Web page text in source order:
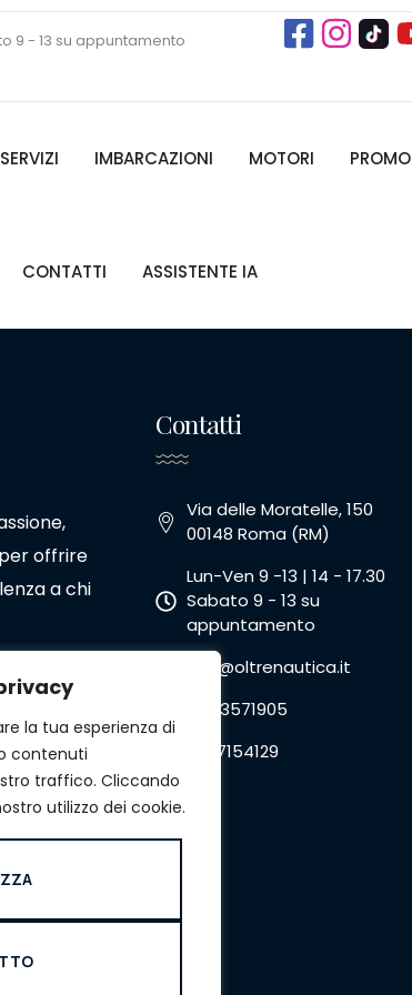
la tua esperienza di
contenuti
traffico. Cliccando
utilizzo dei cookie.
9 - 13 su appuntamento
SERVIZI IMBARCAZIONI MOTORI PROMO
CONTATTI ASSISTENTE IA
offrire
a chi
Contatti
Via delle Moratelle, 150
00148 Roma (RM)
Lun-Ven 9 -13 | 14 - 17.30
Sabato 9 - 13 su
appuntamento
info@oltrenautica.it
06.93571905
351.7154129